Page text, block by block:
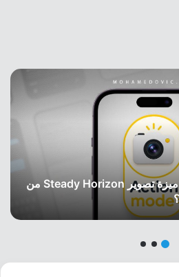
ما طريقة الحصول على ميزة تصوير Steady Horizon من